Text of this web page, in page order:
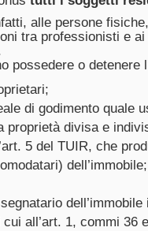
alle persone
tra professionisti e
possedere o detenere
di godimento quale
proprietà divisa e
5 del TUIR, che
dell’immobile;
dell’immobile
all’art. 1, commi 36